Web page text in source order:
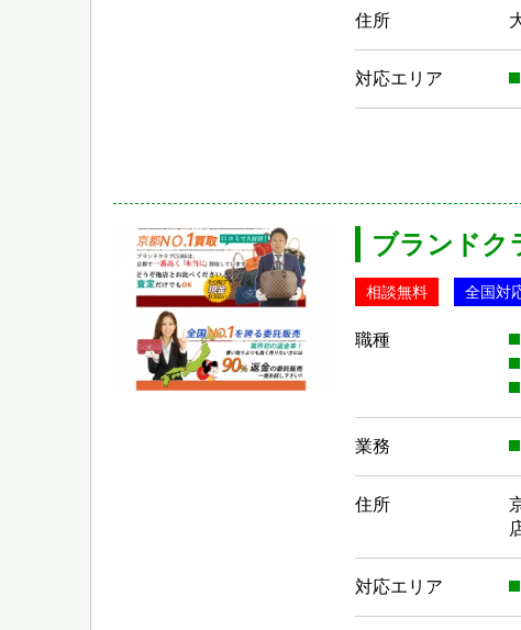
住所
対応エリア
ブランドク
相談無料 全国対
職種
業務
住所
対応エリア